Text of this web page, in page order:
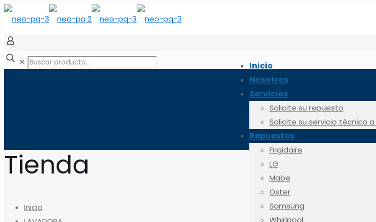
Inicio
Nosotros
Servicios
Solicite su repuesto
Solicite su servicio técnico
Repuestos
Frigidaire
LG
Mabe
Oster
Samsung
Whirlpool
✕
Tienda
Inicio